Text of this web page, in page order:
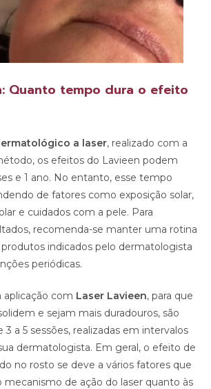
Quanto tempo dura o efeito
a laser, realizado com a
os efeitos do Lavieen podem
e 1 ano. No entanto, esse tempo
de fatores como exposição solar,
e cuidados com a pele. Para
recomenda-se manter uma rotina
indicados pelo dermatologista
periódicas.
aplicação com Laser Lavieen, para que
e sejam mais duradouros, são
a 5 sessões, realizadas em intervalos
dermatologista. Em geral, o efeito de
no rosto se deve a vários fatores que
de ação do laser quanto às